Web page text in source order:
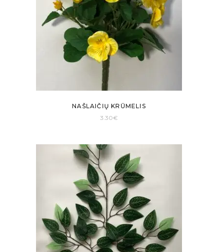
NAŠLAIČIŲ KRŪMELIS
3.30€